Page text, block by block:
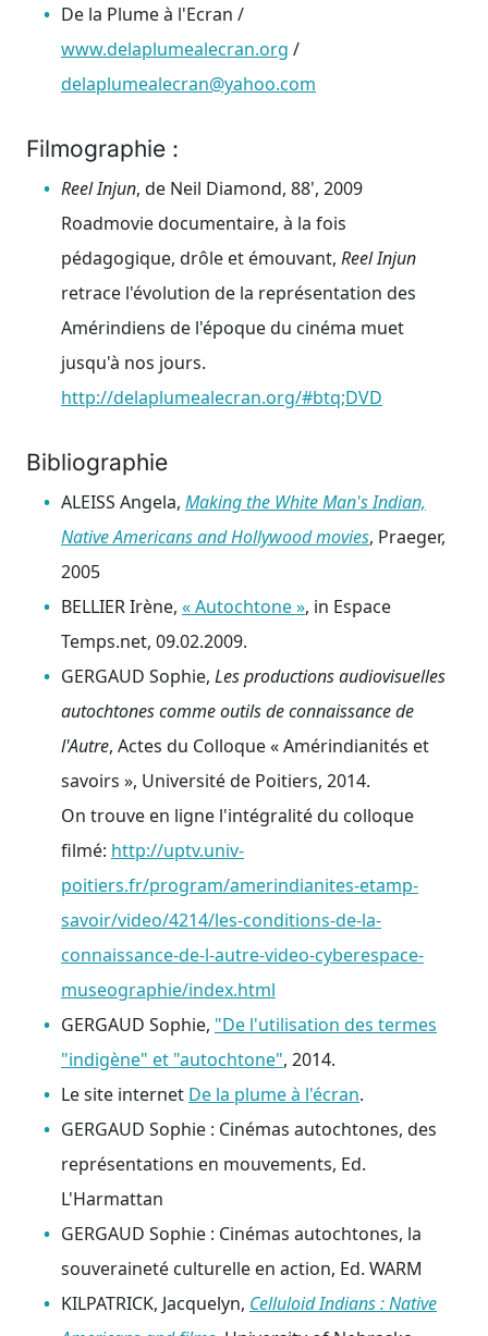
De la Plume à l'Ecran /
www.delaplumealecran.org /
delaplumealecran@yahoo.com
Filmographie :
Reel Injun, de Neil Diamond, 88', 2009
Roadmovie documentaire, à la fois
pédagogique, drôle et émouvant, Reel Injun
retrace l'évolution de la représentation des
Amérindiens de l'époque du cinéma muet
jusqu'à nos jours.
http://delaplumealecran.org/#btq;DVD
Bibliographie
ALEISS Angela, Making the White Man's Indian,
Native Americans and Hollywood movies, Praeger,
2005
BELLIER Irène, « Autochtone », in Espace
Temps.net, 09.02.2009.
GERGAUD Sophie, Les productions audiovisuelles
autochtones comme outils de connaissance de
l'Autre, Actes du Colloque « Amérindianités et
savoirs », Université de Poitiers, 2014.
On trouve en ligne l'intégralité du colloque
filmé: http://uptv.univ-
poitiers.fr/program/amerindianites-etamp-
savoir/video/4214/les-conditions-de-la-
connaissance-de-l-autre-video-cyberespace-
museographie/index.html
GERGAUD Sophie, "De l'utilisation des termes
"indigène" et "autochtone", 2014.
Le site internet De la plume à l'écran.
GERGAUD Sophie : Cinémas autochtones, des
représentations en mouvements, Ed.
L'Harmattan
GERGAUD Sophie : Cinémas autochtones, la
souveraineté culturelle en action, Ed. WARM
KILPATRICK, Jacquelyn, Celluloid Indians : Native